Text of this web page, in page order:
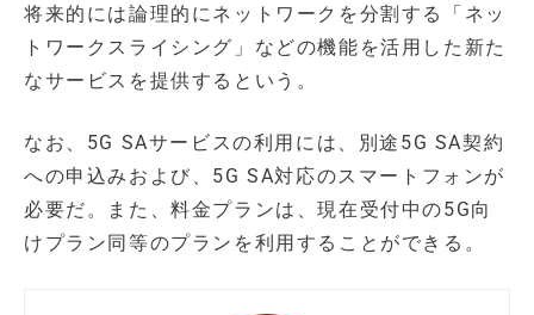
将来的には論理的にネットワークを分割する「ネッ
トワークスライシング」などの機能を活用した新た
なサービスを提供するという。
なお、5G SAサービスの利用には、別途5G SA契約
への申込みおよび、5G SA対応のスマートフォンが
必要だ。また、料金プランは、現在受付中の5G向
けプラン同等のプランを利用することができる。